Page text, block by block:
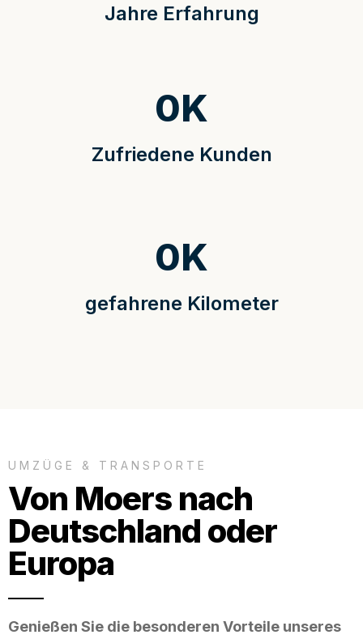
Jahre Erfahrung
Zufriedene Kunden
0K
gefahrene Kilometer
0K
UMZÜGE & TRANSPORTE
Von Moers nach
Deutschland oder
Europa
Genießen Sie die besonderen Vorteile unseres